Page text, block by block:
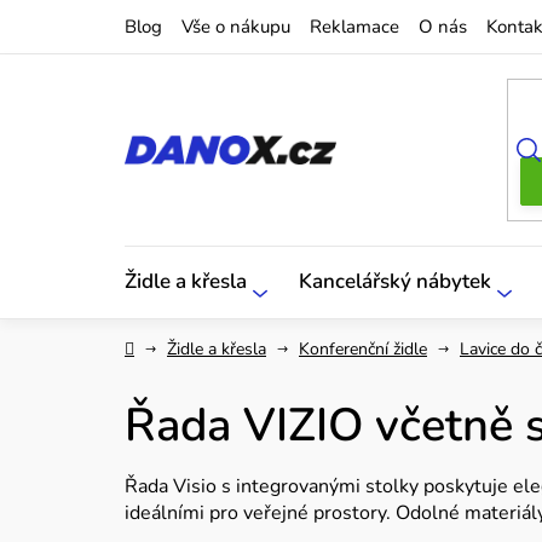
Blog Vše o nákupu Reklamace O nás
Židle a křesla Kancelářský nábytek
DomůŽidle a křesla Konferenční židle Lavice do
Řada VIZIO včetně
Řada Visio s integrovanými stolky poskytuje
ideálními pro veřejné prostory. Odolné